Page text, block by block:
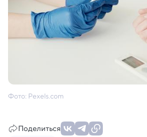
Фото: Pexels.com
Поделиться